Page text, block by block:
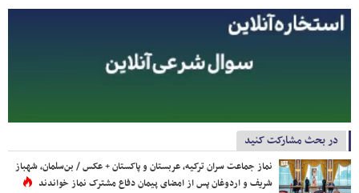
در بحث مشارکت کنید
نماز جماعت سران ترکیه، عربستان و پاکستان + عکس / بن‌سلمان، شهباز
شریف و اردوغان پس از امضای پیمان دفاع مشترک نماز خواندند